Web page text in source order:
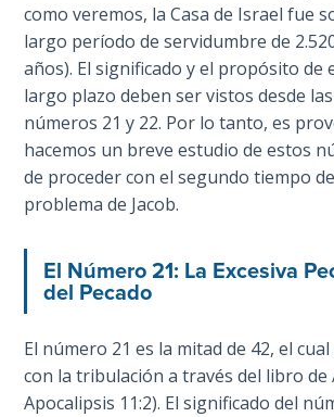
Jude:
Against
Gnosticism
The
Revelation
- Book 1
Revelation
- Book 2
The
Revelation
- Book 3
como veremos, la Casa de Israel fue
largo período de servidumbre de
años). El significado y el propósito de
largo plazo deben ser vistos desde
números 21 y 22. Por lo tanto, es
hacemos un breve estudio de estos
de proceder con el segundo tiempo
problema de Jacob.
El Número 21: La Excesiva
del Pecado
El número 21 es la mitad de 42, el
con la tribulación a través del libro de
Apocalipsis 11:2). El significado del